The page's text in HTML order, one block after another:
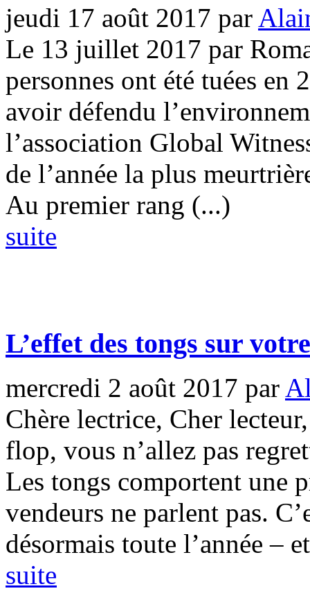
jeudi 17 août 2017 par
Le 13 juillet 2017 par
personnes ont été tuées en
avoir défendu
l’association Global
de l’année la plus
Au premier rang (...)
suite
L’effet des tongs sur
mercredi 2 août 2017 par
Chère lectrice, Cher
flop, vous n’allez pas
Les tongs comportent une
vendeurs ne parlent pas.
désormais toute l’année –
suite